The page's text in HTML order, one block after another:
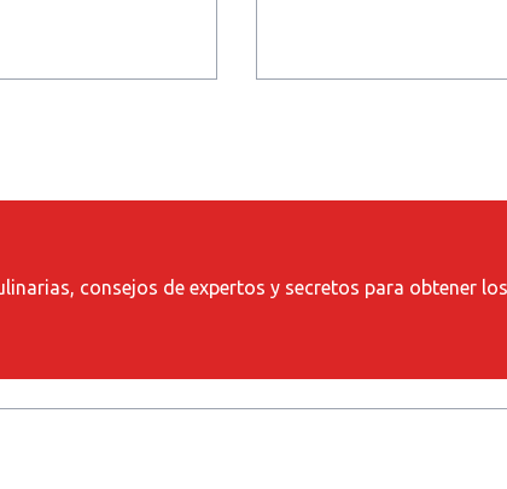
consejos de expertos y secretos para obtener